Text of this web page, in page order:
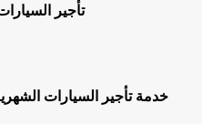
تأجير
خدمة تأجير السيارات